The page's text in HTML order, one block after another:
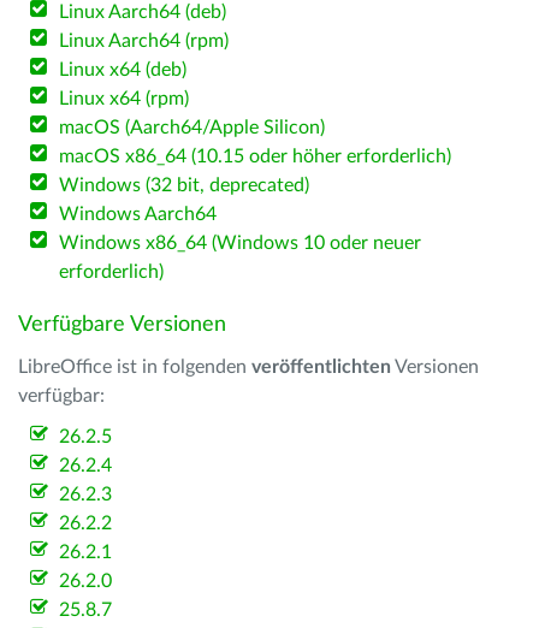
Linux Aarch64 (deb)
Linux Aarch64 (rpm)
Linux x64 (deb)
Linux x64 (rpm)
macOS (Aarch64/Apple Silicon)
macOS x86_64 (10.15 oder höher erforderlich)
Windows (32 bit, deprecated)
Windows Aarch64
Windows x86_64 (Windows 10 oder neuer
erforderlich)
Verfügbare Versionen
LibreOffice ist in folgenden veröffentlichten Versionen
verfügbar:
26.2.5
26.2.4
26.2.3
26.2.2
26.2.1
26.2.0
25.8.7